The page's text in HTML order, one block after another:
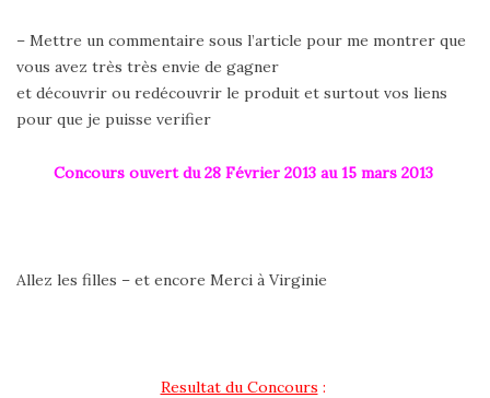
– Mettre un commentaire sous l’article pour me montrer que
vous avez très très envie de gagner
et découvrir ou redécouvrir le produit et surtout vos liens
pour que je puisse verifier
Concours ouvert du 28 Février 2013 au 15 mars 2013
Allez les filles – et encore Merci à Virginie
Resultat du Concours :